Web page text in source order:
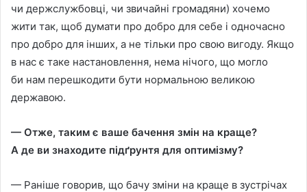
чи держслужбовцi, чи звичайнi громадяни) хочемо
жити так, щоб думати про добро для себе i одночасно
про добро для iнших, а не тiльки про свою вигоду. Якщо
в нас є таке настановлення, нема нiчого, що могло
би нам перешкодити бути нормальною великою
державою.
— Отже, таким є ваше бачення змiн на краще?
А де ви знаходите пiдґрунтя для оптимiзму?
— Ранiше говорив, що бачу змiни на краще в зустрiчах